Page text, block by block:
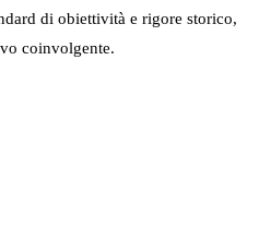
di obiettività e rigore storico,
coinvolgente.